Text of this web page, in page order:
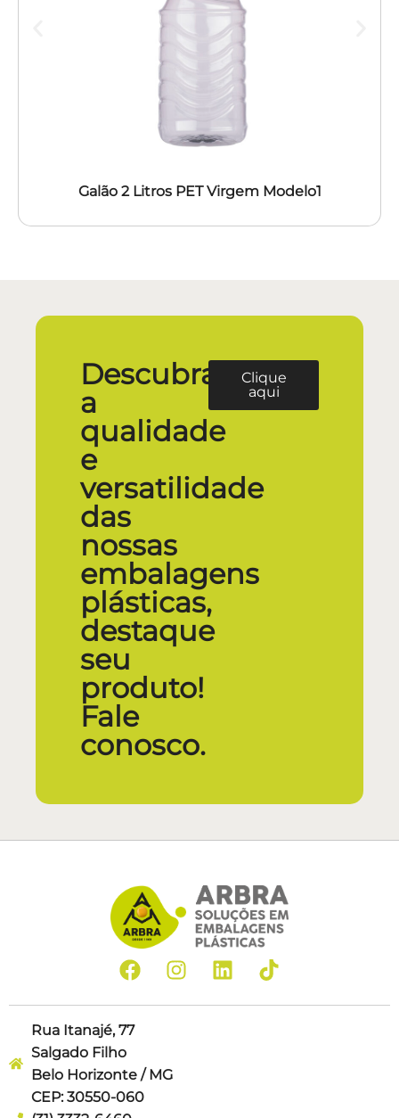
Galão 2 Litros PET Virgem Modelo1
Descubra
a
qualidade
e
versatilidade
das
nossas
embalagens
plásticas,
destaque
seu
produto!
Fale
conosco.
Clique
aqui
Rua Itanajé, 77
Salgado Filho
Belo Horizonte / MG
CEP: 30550-060